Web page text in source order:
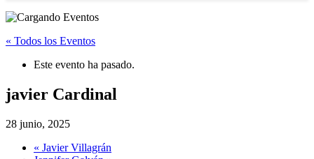
« Todos los Eventos
Este evento ha pasado.
javier Cardinal
28 junio, 2025
« Javier Villagrán